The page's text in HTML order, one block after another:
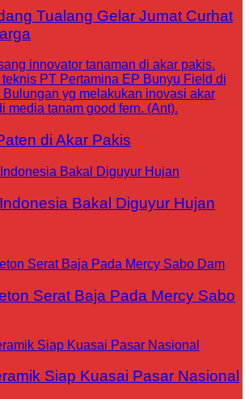
Tualang Gelar Jumat Curhat
di Akar Pakis
Bakal Diguyur Hujan
Serat Baja Pada Mercy Sabo
Siap Kuasai Pasar Nasional